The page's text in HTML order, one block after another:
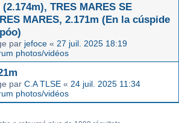
TRES MARES SE
MARES, 2.171m (En la cúspide
par jefoce « 27 juil. 2025 18:19
photos/vidéos
par C.A TLSE « 24 juil. 2025 11:34
photos/vidéos